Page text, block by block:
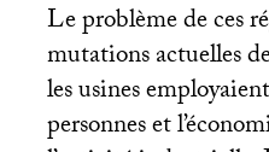
Le problème de ces
mutations actuelles
les usines
personnes et